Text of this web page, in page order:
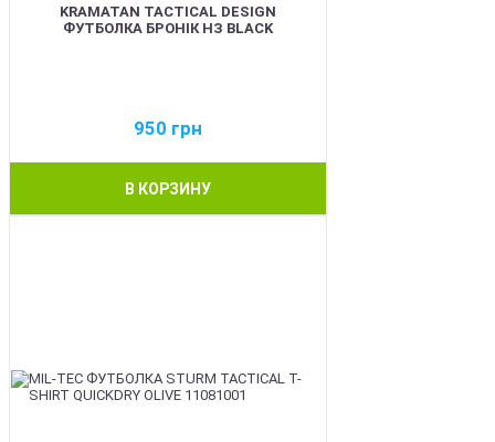
KRAMATAN TACTICAL DESIGN
ФУТБОЛКА БРОНІК НЗ BLACK
950 грн
В КОРЗИНУ